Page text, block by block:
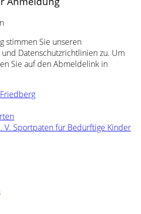
stimmen Sie unseren
Datenschutzrichtlinien zu. Um
Sie auf den Abmeldelink in